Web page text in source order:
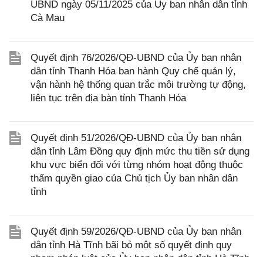
UBND ngày 05/11/2025 của Ủy ban nhân dân tỉnh
Cà Mau
Quyết định 76/2026/QĐ-UBND của Ủy ban nhân
dân tỉnh Thanh Hóa ban hành Quy chế quản lý,
vận hành hệ thống quan trắc môi trường tự động,
liên tục trên địa bàn tỉnh Thanh Hóa
Quyết định 51/2026/QĐ-UBND của Ủy ban nhân
dân tỉnh Lâm Đồng quy định mức thu tiền sử dụng
khu vực biển đối với từng nhóm hoạt động thuộc
thẩm quyền giao của Chủ tịch Ủy ban nhân dân
tỉnh
Quyết định 59/2026/QĐ-UBND của Ủy ban nhân
dân tỉnh Hà Tĩnh bãi bỏ một số quyết định quy